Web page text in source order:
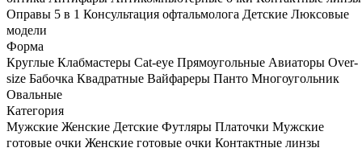
Оправы 5 в 1 Консультация офтальмолога Детские Люксовые
модели
Форма
Круглые Клабмастеры Cat-eye Прямоугольные Авиаторы Over-
size Бабочка Квадратные Вайфареры Панто Многоугольник
Овальные
Категория
Мужские Женские Детские Футляры Платочки Мужские
готовые очки Женские готовые очки Контактные линзы